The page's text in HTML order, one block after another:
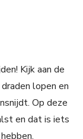
Kijk aan de
lopen en
Op deze
en dat is iets